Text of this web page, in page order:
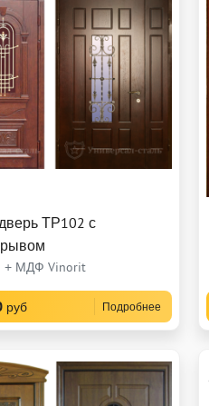
ТР102 с
МДФ Vinorit
руб Подробнее